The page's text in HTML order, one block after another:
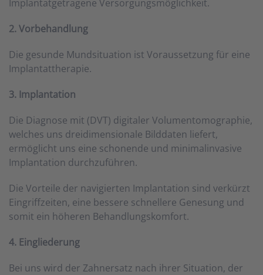
Implantatgetragene Versorgungsmöglichkeit.
2. Vorbehandlung
Die gesunde Mundsituation ist Voraussetzung für eine
Implantattherapie.
3. Implantation
Die Diagnose mit (DVT) digitaler Volumentomographie,
welches uns dreidimensionale Bilddaten liefert,
ermöglicht uns eine schonende und minimalinvasive
Implantation durchzuführen.
Die Vorteile der navigierten Implantation sind verkürzt
Eingriffzeiten, eine bessere schnellere Genesung und
somit ein höheren Behandlungskomfort.
4. Eingliederung
Bei uns wird der Zahnersatz nach ihrer Situation, der